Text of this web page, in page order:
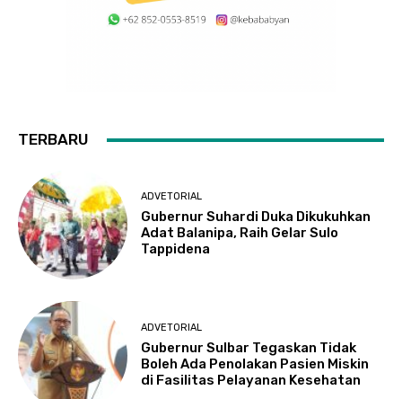
TERBARU
ADVETORIAL
Gubernur Suhardi Duka Dikukuhkan
Adat Balanipa, Raih Gelar Sulo
Tappidena
ADVETORIAL
Gubernur Sulbar Tegaskan Tidak
Boleh Ada Penolakan Pasien Miskin
di Fasilitas Pelayanan Kesehatan